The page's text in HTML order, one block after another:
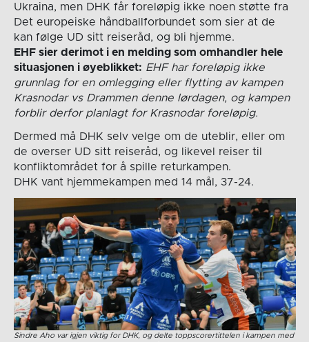
Ukraina, men DHK får foreløpig ikke noen støtte fra
Det europeiske håndballforbundet som sier at de
kan følge UD sitt reiseråd, og bli hjemme.
EHF sier derimot i en melding som omhandler hele
situasjonen i øyeblikket: EHF har foreløpig ikke
grunnlag for en omlegging eller flytting av kampen
Krasnodar vs Drammen denne lørdagen, og kampen
forblir derfor planlagt for Krasnodar foreløpig.
Dermed må DHK selv velge om de uteblir, eller om
de overser UD sitt reiseråd, og likevel reiser til
konfliktområdet for å spille returkampen.
DHK vant hjemmekampen med 14 mål, 37-24.
Sindre Aho var igjen viktig for DHK, og delte toppscorertittelen i kampen med